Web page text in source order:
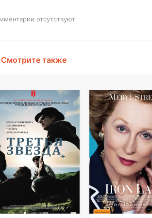
отсутствуют
Смотрите также